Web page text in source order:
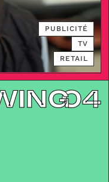
PUBLICITÉ
TV
RETAIL
04